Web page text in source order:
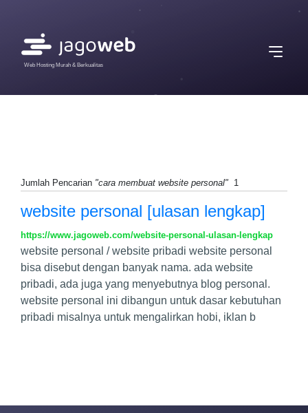
Web Hosting Murah & Berkualitas
Jumlah Pencarian "cara membuat website personal" 1
website personal [ulasan lengkap]
https://www.jagoweb.com/website-personal-ulasan-lengkap
website personal / website pribadi website personal
bisa disebut dengan banyak nama. ada website
pribadi, ada juga yang menyebutnya blog personal.
website personal ini dibangun untuk dasar kebutuhan
pribadi misalnya untuk mengalirkan hobi, iklan b